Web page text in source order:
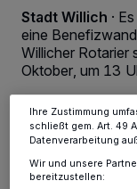
Stadt Willich ·
eine
Willicher Rotarier
Oktober, um 13
26.09.2025 ,
Anzeigen
dieses Menü
ändern oder Ihre
Einstellungen oder
Ihre Einstellungen
Ihre Zustimmung
schließt gem. Art. 49
Datenverarbeitung
Wir und unsere
bereitzustellen: